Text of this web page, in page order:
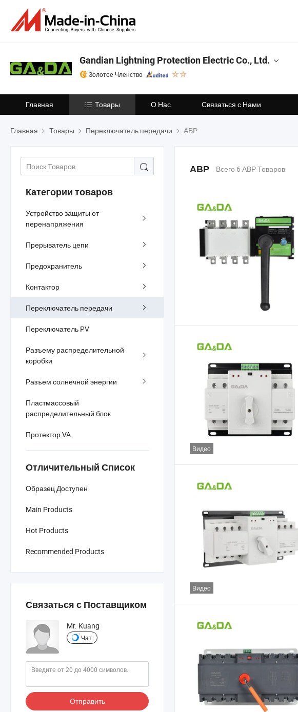
Gandian Lightning Protection Electric Co., Ltd.
Золотое Членство
Главная Товары О Нас Связаться с Нами
Главная Товары Переключатель передачи АВР
Категории товаров
Устройство защиты от
перенапряжения
Прерыватель цепи
Предохранитель
Контактор
Переключатель передачи
Переключатель PV
Разъему распределительной
коробки
Разъем солнечной энергии
Пластмассовый
распределительный блок
Протектор VA
Отличительный Список
Образец Доступен
Main Products
Hot Products
Recommended Products
Связаться с Поставщиком
Mr. Kuang
Чат
Отправить
АВР Всего 6 АВР Товаров
Видео
Видео